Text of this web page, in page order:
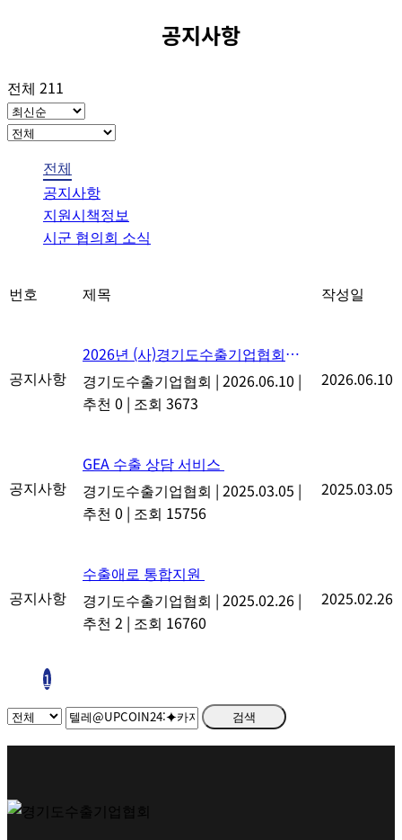
공지사항
전체 211
전체
공지사항
지원시책정보
시군 협의회 소식
번호 제목 작성일
공지사항
2026년 (사)경기도수출기업협회
정회원 가입 안내
경기도수출기업협회 | 2026.06.10 |
추천 0 | 조회 3673
2026.06.10
공지사항
GEA 수출 상담 서비스
경기도수출기업협회 | 2025.03.05 |
추천 0 | 조회 15756
2025.03.05
공지사항
수출애로 통합지원
경기도수출기업협회 | 2025.02.26 |
추천 2 | 조회 16760
2025.02.26
1
검색